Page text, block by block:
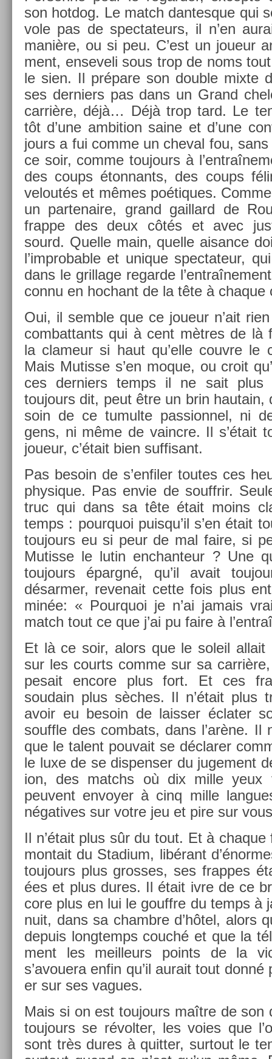
son hot­dog. Le match dan­tesque qui
vole pas de spec­tateurs, il n’en
manière, ou si peu. C’est un joueur
ment, en­seveli sous trop de noms
le sien. Il prépare son doub­le mixte
ses de­rni­ers pas dans un Grand
carrière, déjà… Déjà trop tard. Le
tôt d’une am­bi­tion saine et d’une
jours a fui comme un chev­al fou,
ce soir, comme toujours à
des coups éton­nants, des coups
veloutés et mêmes poé­tiques.
un par­tenaire, grand gail­lard de
frap­pe des deux côtés et avec
sourd. Quel­le main, quel­le aisan­ce
l’improb­able et uni­que spec­tateur,
dans le gril­lage re­gar­de
con­nu en hoc­hant de la tête à chaque
Oui, il semble que ce joueur n’ait
com­bat­tants qui à cent mètres de là
la clameur si haut qu’elle co­uv­re le
Mais Mutis­se s’en moque, ou croit
ces de­rni­ers temps il ne sait plus
toujours dit, peut être un brin hautain,
soin de ce tumul­te pas­sion­nel, ni
gens, ni même de vaincre. Il s’était
joueur, c’était bien suf­fisant.
Pas be­soin de s’en­fil­er toutes ces
physique. Pas envie de souffrir.
truc qui dans sa tête était moins
temps : pour­quoi puis­qu’il s’en était
toujours eu si peur de mal faire, si
Mutis­se le lutin en­chan­teur ? Une
toujours épargné, qu’il avait
désarm­er, re­venait cette fois plus
minée: « Pour­quoi je n’ai jamais
match tout ce que j’ai pu faire à
Et là ce soir, alors que le sol­eil al­lait
sur les co­urts comme sur sa
pesait en­core plus fort. Et ces
soudain plus sèches. Il n’était plus
avoir eu be­soin de laiss­er éclat­er
souffle des com­bats, dans l’arène. Il
que le talent pouvait se déclar­er
le luxe de se dis­pens­er du juge­ment
ion, des matchs où dix mille yeux
peuvent en­voy­er à cinq mille
négatives sur votre jeu et pire sur
Il n’était plus sûr du tout. Et à
mon­tait du Stadium, libérant
toujours plus gros­ses, ses frap­pes
ées et plus dures. Il était ivre de ce
core plus en lui le gouffre du temps à
nuit, dans sa chambre d’hôtel, alors
de­puis longtemps couché et que la
ment les meil­leurs points de la
s’avouera enfin qu’il aurait tout
er sur ses vagues.
Mais si on est toujours maître de son
toujours se révolt­er, les voies que
sont très dures à quitt­er, sur­tout le